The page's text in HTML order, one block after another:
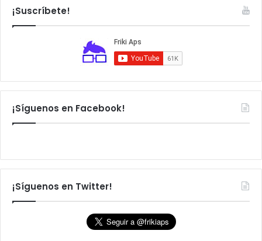
¡Suscríbete!
¡Síguenos en Facebook!
¡Síguenos en Twitter!